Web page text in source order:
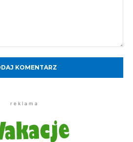
r e k l a m a